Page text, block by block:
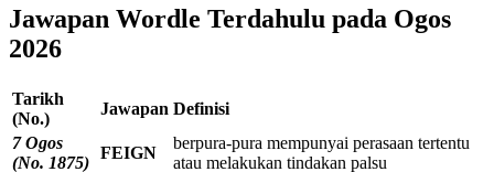
Jawapan Wordle Terdahulu pada Ogos
2026
Tarikh
(No.)
Jawapan Definisi
7 Ogos
(No. 1875)
FEIGN
berpura-pura mempunyai perasaan tertentu
atau melakukan tindakan palsu